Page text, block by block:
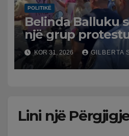
POLITIKË
Belinda Balluku
një grup
grumbullohen
Prokurorisë së
KOR 31, 2026 GILBERTA
Lini një